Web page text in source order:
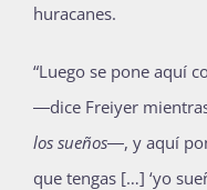
huracanes.
“Luego se pone aquí
―dice Freiyer
los sueños―, y aquí
que tengas […] ‘yo